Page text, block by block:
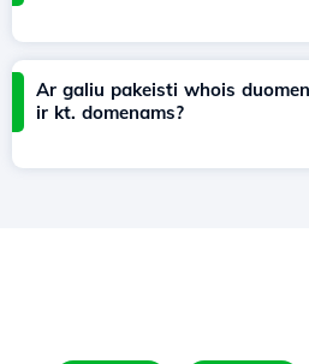
Ar galiu pakeisti whois
ir kt. domenams?